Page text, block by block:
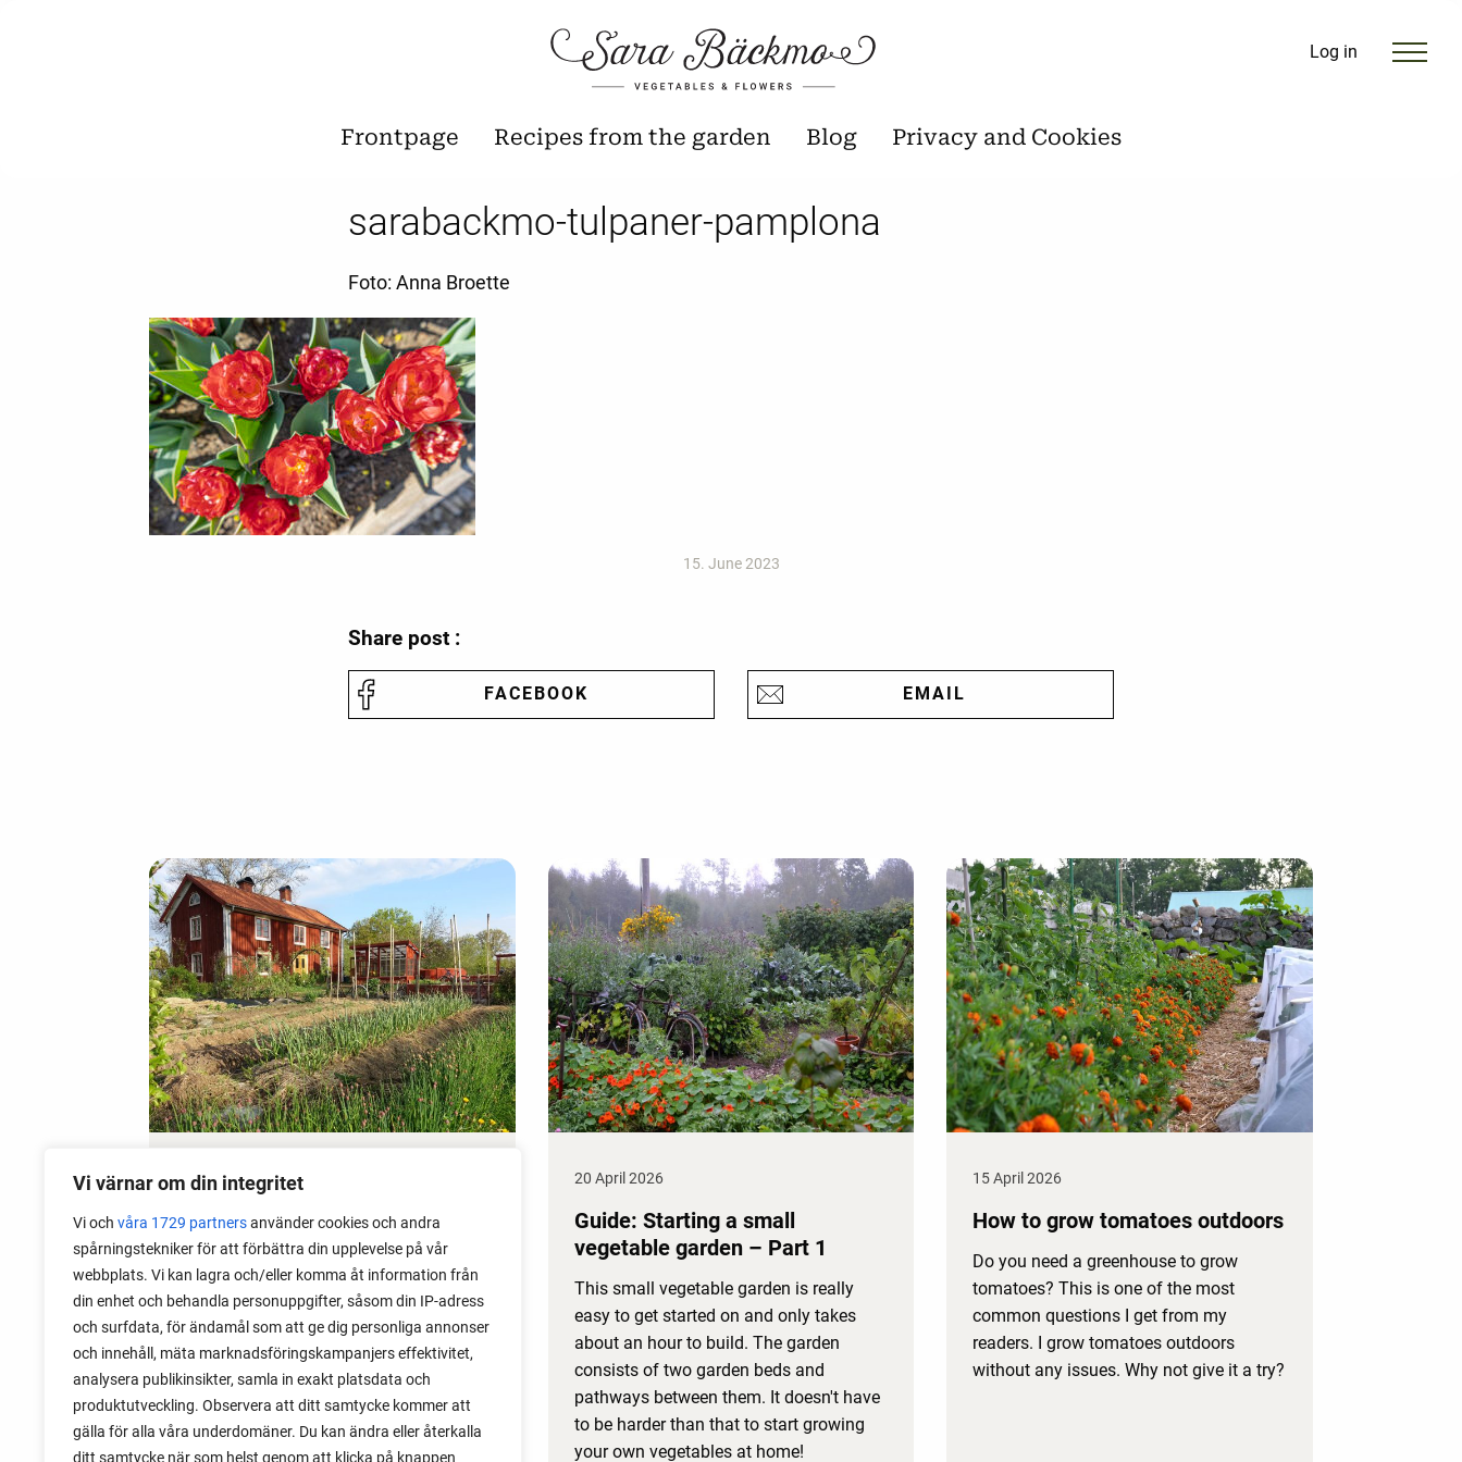
Vi värnar om din integritet
Vi och våra 1729 partnersanvänder cookies och andra
spårningstekniker för att förbättra din upplevelse på vår
webbplats. Vi kan lagra och/eller komma åt information från
din enhet och behandla personuppgifter, såsom din IP-adress
och surfdata, för ändamål som att ge dig personliga annonser
och innehåll, mäta marknadsföringskampanjers effektivitet,
analysera publikinsikter, samla in exakt platsdata och
produktutveckling. Observera att ditt samtycke kommer att
gälla för alla våra underdomäner. Du kan ändra eller återkalla
ditt samtycke när som helst genom att klicka på knappen
Log in
Frontpage Recipes from the garden Blog Privacy and Cookies
sarabackmo-tulpaner-pamplona
Foto: Anna Broette
15. June 2023
Share post :
FACEBOOK EMAIL
15 May 2026
Get Rid of Garden Slugs
Garden slugs are a big problem in my
garden. Read about the method I use to
fight garden slugs early and late, and
still keep growing.
20 April 2026
Guide: Starting a small
vegetable garden – Part 1
This small vegetable garden is really
easy to get started on and only takes
about an hour to build. The garden
consists of two garden beds and
pathways between them. It doesn't have
to be harder than that to start growing
your own vegetables at home!
15 April 2026
How to grow tomatoes outdoors
Do you need a greenhouse to grow
tomatoes? This is one of the most
common questions I get from my
readers. I grow tomatoes outdoors
without any issues. Why not give it a try?